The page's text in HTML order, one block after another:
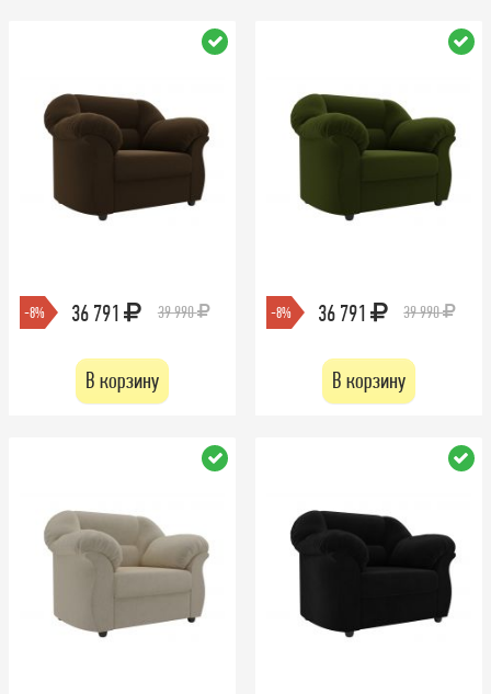
-8% 36 791 39 990
В корзину
-8% 36 791 39 990
В корзину